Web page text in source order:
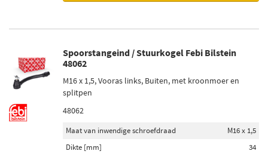
Spoorstangeind / Stuurkogel Febi Bilstein
48062
M16 x 1,5, Vooras links, Buiten, met kroonmoer en
splitpen
48062
Maat van inwendige schroefdraad
M16 x 1,5
Dikte [mm]
34